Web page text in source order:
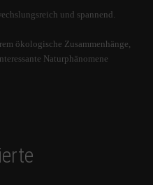
und spannend.
ökologische Zusammenhänge,
Naturphänomene